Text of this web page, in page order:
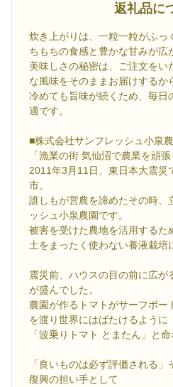
返礼品に
炊き上がりは、一粒一粒がふっ
ちもちの食感と豊かな甘みが広
美味しさの秘密は、ご注文をい
な風味をそのままお届けするか
冷めても旨味が続くため、毎日
適です。
■株式会社サンフレッシュ小泉
「漁業の街 気仙沼で農業を頑張
2011年3月11日、東日本大震災
市。
誰しもが営農を諦めたその時、
ッシュ小泉農園です。
被害を受けた農地を活用するた
土をまったく使わない養液栽培
震災前、ハウスの目の前に広が
が盛んでした。
農園が作るトマトがサーフボー
を渡り世界にはばたけるように
「波乗りトマト とまたん」と命
「良いものは必ず評価される」
復興の担い手として